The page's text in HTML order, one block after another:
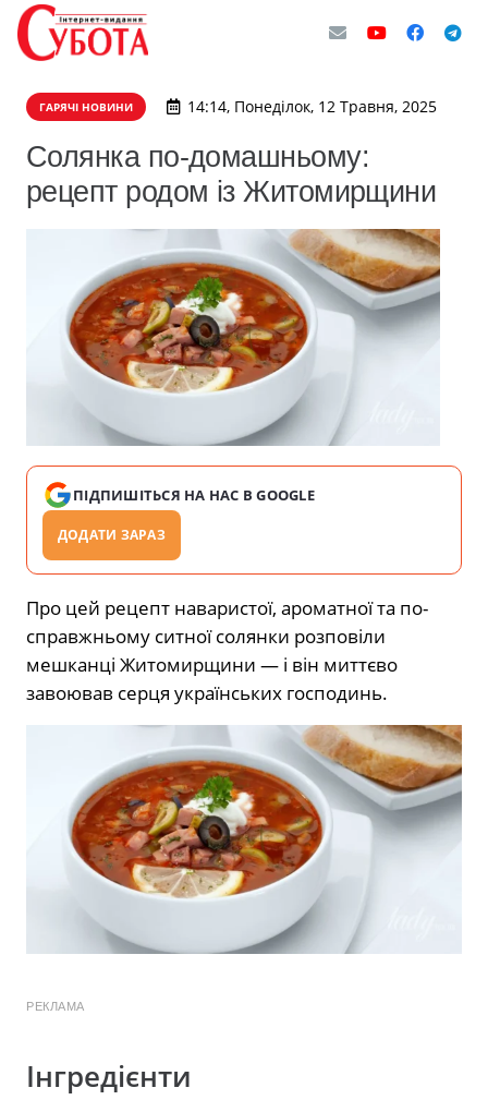
ГАРЯЧІ НОВИНИ 14:14, Понеділок, 12 Травня, 2025
Солянка по-домашньому:
рецепт родом із Житомирщини
ПІДПИШІТЬСЯ НА НАС В GOOGLE
ДОДАТИ ЗАРАЗ
Про цей рецепт наваристої, ароматної та по-
справжньому ситної солянки розповіли
мешканці Житомирщини — і він миттєво
завоював серця українських господинь.
РЕКЛАМА
Інгредієнти